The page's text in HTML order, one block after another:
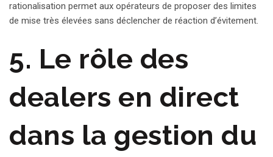
rationalisation permet aux opérateurs de proposer des limites
de mise très élevées sans déclencher de réaction d’évitement.
5. Le rôle des
dealers en direct
dans la gestion du